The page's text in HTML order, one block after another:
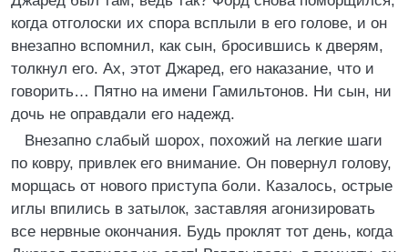
когда отголоски их спора всплыли в его голове, и он
внезапно вспомнил, как сын, бросившись к дверям,
толкнул его. Ах, этот Джаред, его наказание, что и
говорить… Пятно на имени Гамильтонов. Ни сын, ни
дочь не оправдали его надежд.
Внезапно слабый шорох, похожий на легкие шаги
по ковру, привлек его внимание. Он повернул голову,
морщась от нового приступа боли. Казалось, острые
иглы впились в затылок, заставляя агонизировать
все нервные окончания. Будь проклят тот день, когда